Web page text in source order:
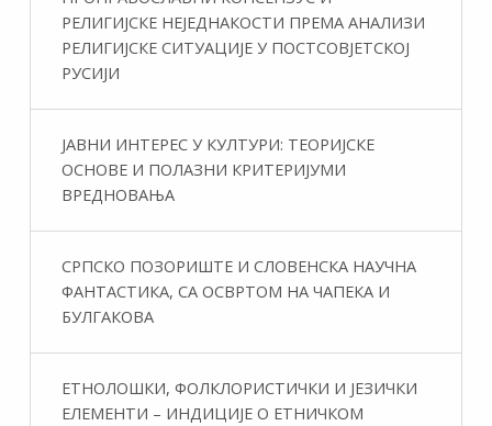
РЕЛИГИЈСКЕ НЕЈЕДНАКОСТИ ПРЕМА АНАЛИЗИ
РЕЛИГИЈСКЕ СИТУАЦИЈЕ У ПОСТСОВЈЕТСКОЈ
РУСИЈИ
ЈАВНИ ИНТЕРЕС У КУЛТУРИ: ТЕОРИЈСКЕ
ОСНОВЕ И ПОЛАЗНИ КРИТЕРИЈУМИ
ВРЕДНОВАЊА
СРПСКО ПОЗОРИШТЕ И СЛОВЕНСКА НАУЧНА
ФАНТАСТИКA, СА ОСВРТОМ НА ЧАПЕКА И
БУЛГАКОВА
ЕТНОЛОШКИ, ФОЛКЛОРИСТИЧКИ И ЈЕЗИЧКИ
ЕЛЕМЕНТИ – ИНДИЦИЈЕ О ЕТНИЧКОМ